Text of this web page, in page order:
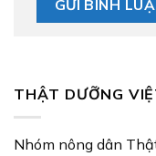
THẬT DƯỠNG
Nhóm nông dân